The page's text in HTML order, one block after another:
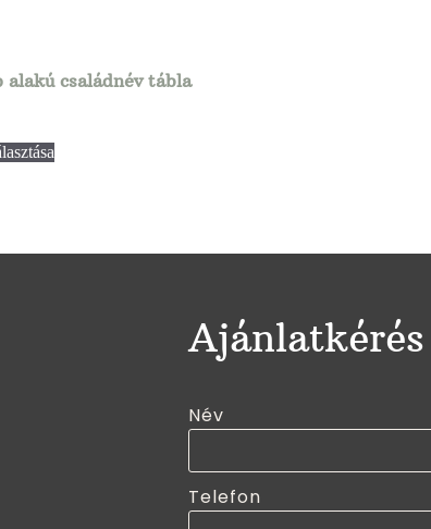
alakú családnév tábla
Ajánlatkérés
Név
Telefon